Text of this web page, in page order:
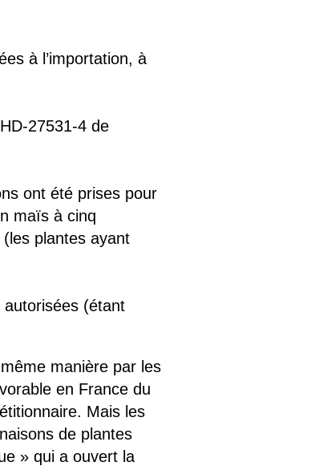
à l’importation, à
27531-4 de
ont été prises pour
maïs à cinq
plantes ayant
(étant
manière par les
en France du
Mais les
de plantes
» qui a ouvert la